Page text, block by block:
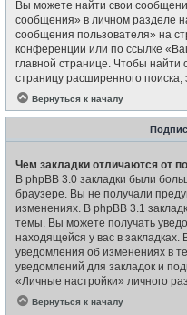
Вы можете найти свои
сообщения» в личном разделе
сообщения пользователя» на
конференции или по ссылке
главной странице. Чтобы
страницу расширенного
Вернуться к началу
Чем закладки отличаются от
В phpBB 3.0 закладки были
браузере. Вы не получали
изменениях. В phpBB 3.1
темы. Вы можете получать
находящейся у вас в закладках.
уведомления об изменениях в
уведомлений для закладок и
«Личные настройки» личного
Вернуться к началу